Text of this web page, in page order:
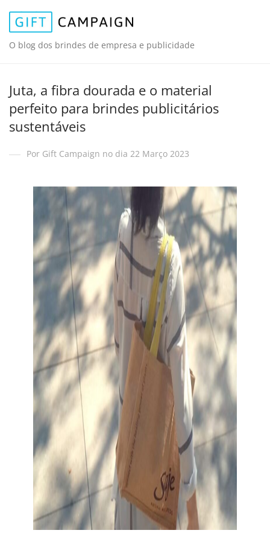
O blog dos brindes de empresa e publicidade
Juta, a fibra dourada e o material
perfeito para brindes publicitários
sustentáveis
Por Gift Campaign no dia 22 Março 2023